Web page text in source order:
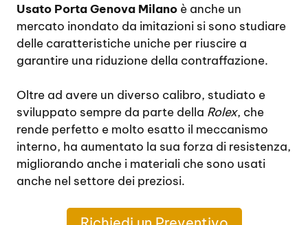
Usato Porta Genova Milano è anche un
mercato inondato da imitazioni si sono studiare
delle caratteristiche uniche per riuscire a
garantire una riduzione della contraffazione.
Oltre ad avere un diverso calibro, studiato e
sviluppato sempre da parte della Rolex, che
rende perfetto e molto esatto il meccanismo
interno, ha aumentato la sua forza di resistenza,
migliorando anche i materiali che sono usati
anche nel settore dei preziosi.